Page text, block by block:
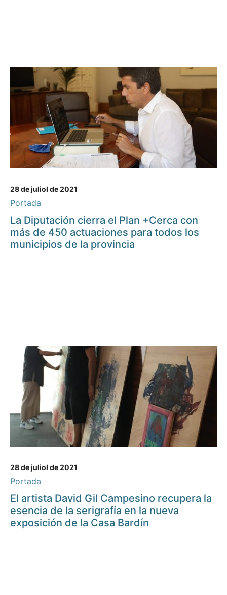
28 de juliol de 2021
Portada
La Diputación cierra el Plan +Cerca con
más de 450 actuaciones para todos los
municipios de la provincia
28 de juliol de 2021
Portada
El artista David Gil Campesino recupera la
esencia de la serigrafía en la nueva
exposición de la Casa Bardín